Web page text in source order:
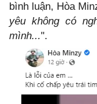
bình luận, Hòa
yêu không có
mình...".